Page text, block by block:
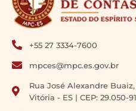
+55 27 3334-7600
mpces@mpc.es.gov.br
Rua José Alexandre
Vitória - ES | CEP: 29.050-